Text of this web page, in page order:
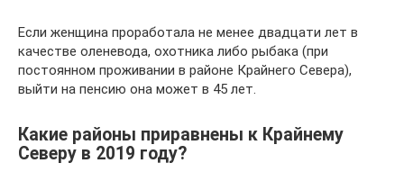
Если женщина проработала не менее двадцати лет в
качестве оленевода, охотника либо рыбака (при
постоянном проживании в районе Крайнего Севера),
выйти на пенсию она может в 45 лет.
Какие районы приравнены к Крайнему
Северу в 2019 году?